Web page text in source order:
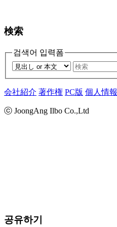
検索
검색어 입력폼
会社紹介 著作権 PC版 個人情報
ⓒ JoongAng Ilbo Co.,Ltd
공유하기